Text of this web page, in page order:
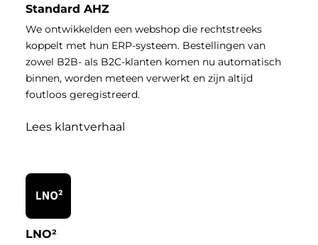
Standard AHZ
We ontwikkelden een webshop die rechtstreeks
koppelt met hun ERP-systeem. Bestellingen van
zowel B2B- als B2C-klanten komen nu automatisch
binnen, worden meteen verwerkt en zijn altijd
foutloos geregistreerd.
Lees klantverhaal
LNO²